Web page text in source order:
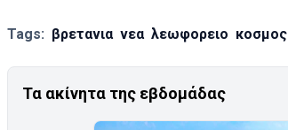
Tags: βρετανια νεα λεωφορειο κοσμος
Τα ακίνητα της εβδομάδας